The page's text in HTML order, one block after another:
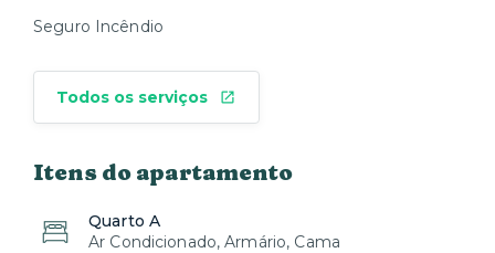
Seguro Incêndio
Todos os serviços
Itens do apartamento
Quarto A
Ar Condicionado, Armário, Cama